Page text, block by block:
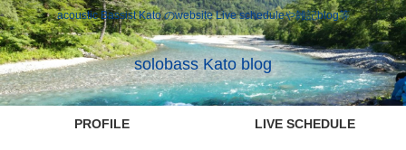
acoustic Bassist Kato のwebsite Live scheduleや雑記blog等
solobass Kato blog
PROFILE LIVE SCHEDULE